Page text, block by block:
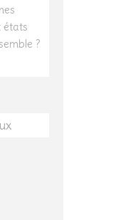
états
?